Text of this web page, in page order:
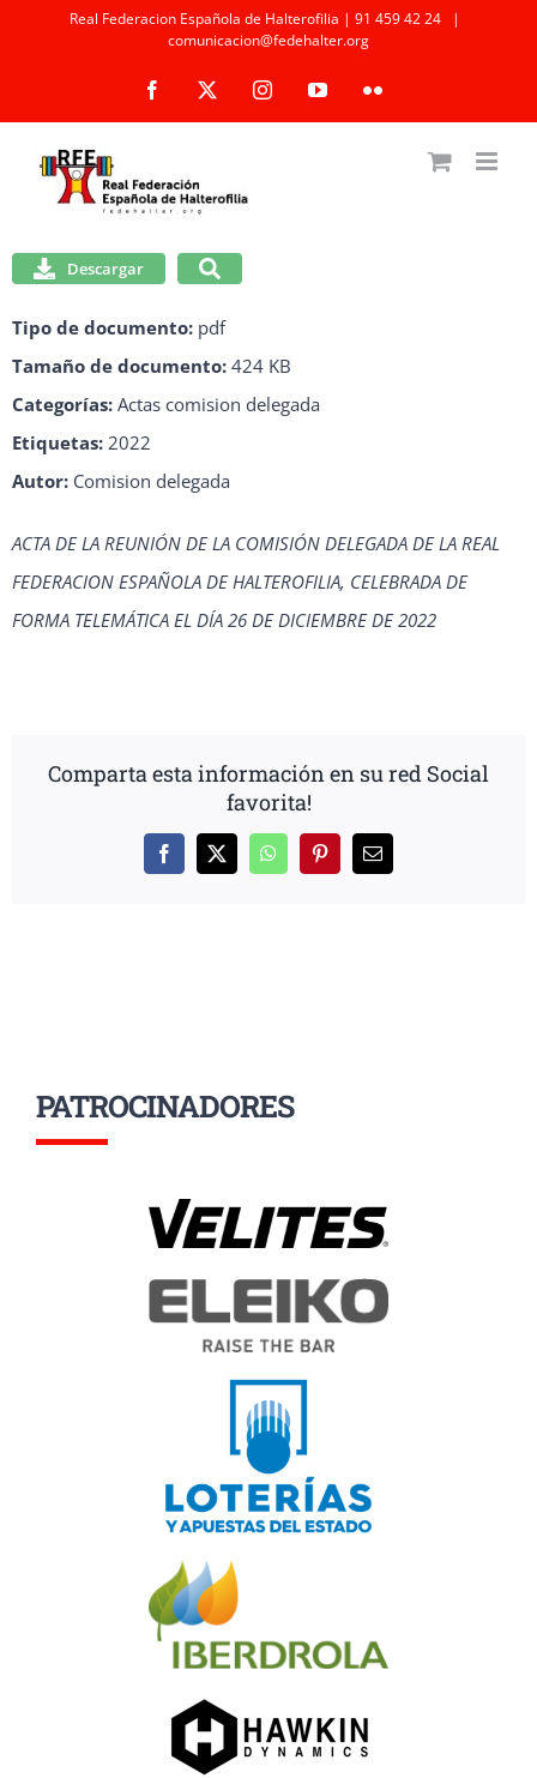
Real Federacion Española de Halterofilia | 91 459 42 24
|
comunicacion@fedehalter.org
Facebook InstagramYouTubeFlickr
ACTA DE LA REUNIÓN DE LA COMISIÓN DELEGADA DE LA REAL
FEDERACION ESPAÑOLA DE HALTEROFILIA, CELEBRADA DE
FORMA TELEMÁTICA EL DÍA 26 DE DICIEMBRE DE 2022
Descargar
Tipo de documento: pdf
Tamaño de documento: 424 KB
Categorías: Actas comision delegada
Etiquetas: 2022
Autor: Comision delegada
Comparta esta información en su red Social
favorita!
Facebook
X WhatsAppPinterestCorreo
PATROCINADORES